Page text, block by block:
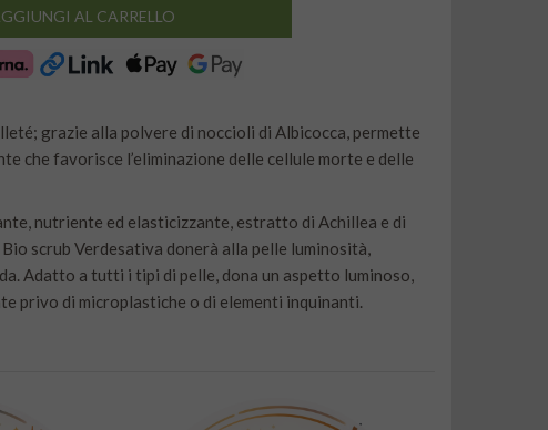
AL CARRELLO
grazie alla polvere di noccioli di Albicocca, permette
che favorisce l’eliminazione delle cellule morte e delle
nutriente ed elasticizzante, estratto di Achillea e di
scrub Verdesativa donerà alla pelle luminosità,
Adatto a tutti i tipi di pelle, dona un aspetto luminoso,
privo di microplastiche o di elementi inquinanti.